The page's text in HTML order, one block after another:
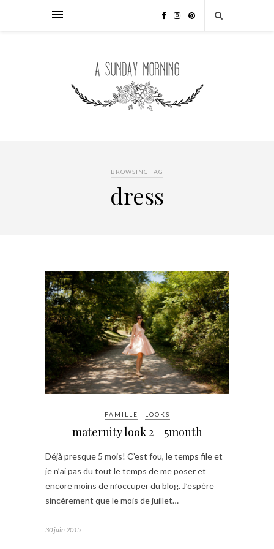
BROWSING TAG
dress
FAMILLE LOOKS
maternity look 2 – 5month
Déjà presque 5 mois! C’est fou, le temps file et
je n’ai pas du tout le temps de me poser et
encore moins de m’occuper du blog. J’espère
sincèrement que le mois de juillet…
30 juin 2015